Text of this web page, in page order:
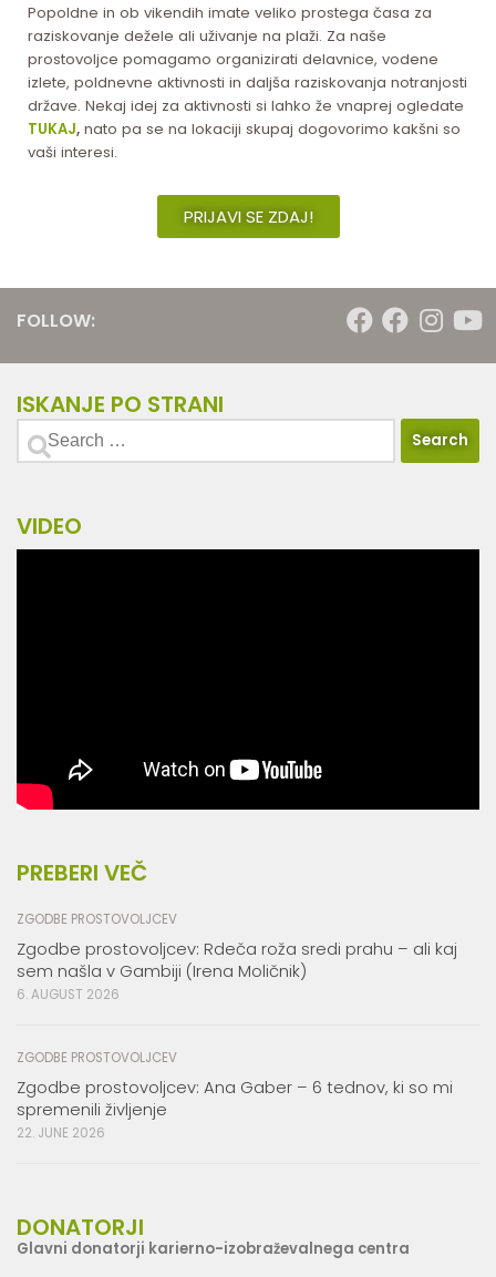
Popoldne in ob vikendih imate veliko prostega časa za
raziskovanje dežele ali uživanje na plaži. Za naše
prostovoljce pomagamo organizirati delavnice, vodene
izlete, poldnevne aktivnosti in daljša raziskovanja notranjosti
države. Nekaj idej za aktivnosti si lahko že vnaprej ogledate
TUKAJ, nato pa se na lokaciji skupaj dogovorimo kakšni so
vaši interesi.
PRIJAVI SE ZDAJ!
FOLLOW:
ISKANJE PO STRANI
VIDEO
PREBERI VEČ
ZGODBE PROSTOVOLJCEV
Zgodbe prostovoljcev: Rdeča roža sredi prahu – ali kaj
sem našla v Gambiji (Irena Moličnik)
6. AUGUST 2026
ZGODBE PROSTOVOLJCEV
Zgodbe prostovoljcev: Ana Gaber – 6 tednov, ki so mi
spremenili življenje
22. JUNE 2026
DONATORJI
Glavni donatorji karierno-izobraževalnega centra